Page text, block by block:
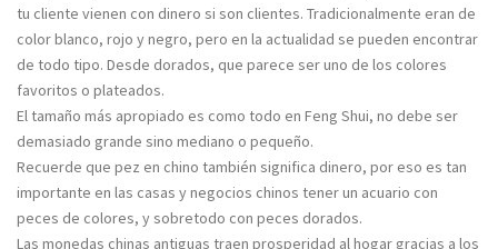
tu cliente vienen con dinero si son clientes. Tradicionalmente eran de
color blanco, rojo y negro, pero en la actualidad se pueden encontrar
de todo tipo. Desde dorados, que parece ser uno de los colores
favoritos o plateados.
El tamaño más apropiado es como todo en Feng Shui, no debe ser
demasiado grande sino mediano o pequeño.
Recuerde que pez en chino también significa dinero, por eso es tan
importante en las casas y negocios chinos tener un acuario con
peces de colores, y sobretodo con peces dorados.
Las monedas chinas antiguas traen prosperidad al hogar gracias a los